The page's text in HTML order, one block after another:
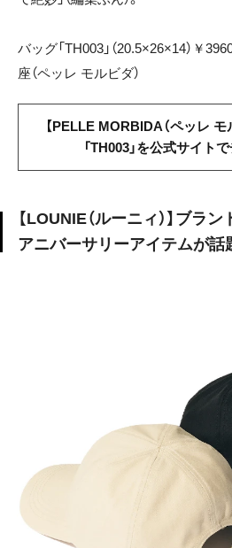
バッグ「TH003」（20.5×26×14）￥
座（ペッレ モルビダ）
【PELLE MORBIDA（ペッレ モ
「TH003」を公式サイト
【LOUNIE（ルーニィ）】ブラ
アニバーサリーアイテムが話